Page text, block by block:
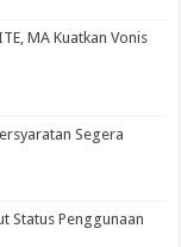
MA Kuatkan Vonis
Segera
Status Penggunaan